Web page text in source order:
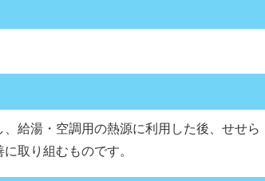
給湯・空調用の熱源に利用した後、せせら
取り組むものです。